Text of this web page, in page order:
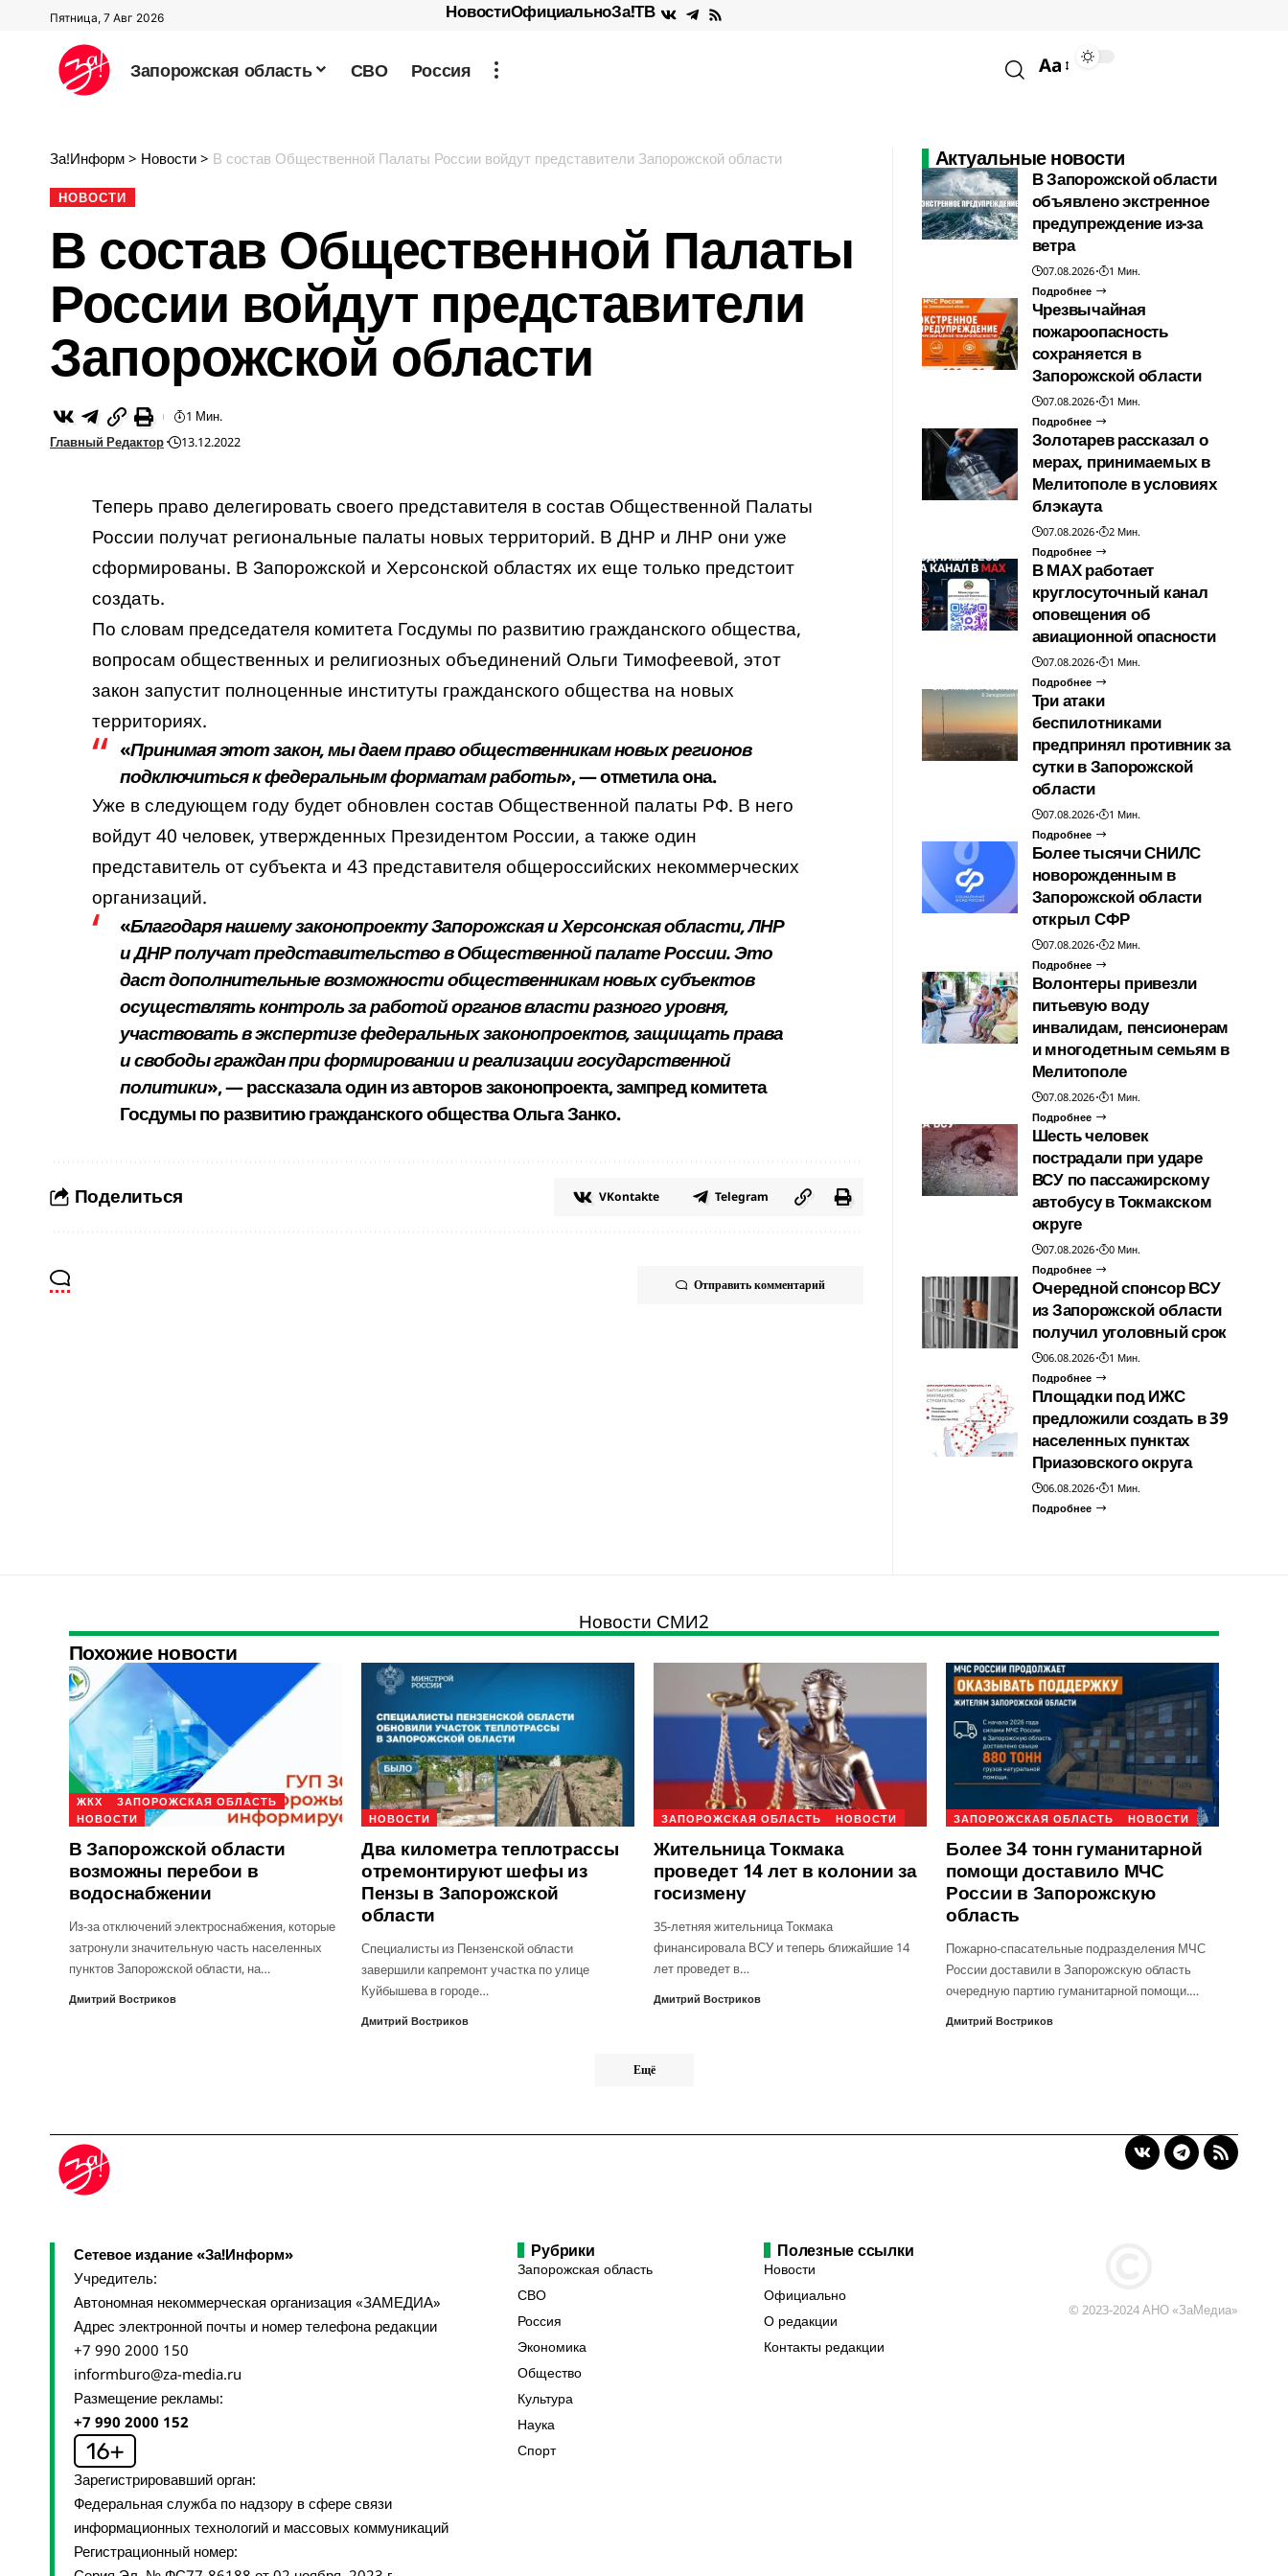
Пятница, 7 Авг 2026 НовостиОфициальноЗа!ТВ
Запорожская область СВО Россия Aa
За!Информ > Новости > В состав Общественной Палаты России войдут представители Запорожской области
НОВОСТИ
В состав Общественной Палаты
России войдут представители
Запорожской области
Главный Редактор 13.12.2022
1 Мин.
Теперь право делегировать своего представителя в состав Общественной Палаты
России получат региональные палаты новых территорий. В ДНР и ЛНР они уже
сформированы. В Запорожской и Херсонской областях их еще только предстоит
создать.
По словам председателя комитета Госдумы по развитию гражданского общества,
вопросам общественных и религиозных объединений Ольги Тимофеевой, этот
закон запустит полноценные институты гражданского общества на новых
территориях.
«Принимая этот закон, мы даем право общественникам новых регионов
подключиться к федеральным форматам работы», — отметила она.
Уже в следующем году будет обновлен состав Общественной палаты РФ. В него
войдут 40 человек, утвержденных Президентом России, а также один
представитель от субъекта и 43 представителя общероссийских некоммерческих
организаций.
«Благодаря нашему законопроекту Запорожская и Херсонская области, ЛНР
и ДНР получат представительство в Общественной палате России. Это
даст дополнительные возможности общественникам новых субъектов
осуществлять контроль за работой органов власти разного уровня,
участвовать в экспертизе федеральных законопроектов, защищать права
и свободы граждан при формировании и реализации государственной
политики», — рассказала один из авторов законопроекта, зампред комитета
Госдумы по развитию гражданского общества Ольга Занко.
Поделиться VKontakte Telegram
Отправить комментарий
Актуальные новости
В Запорожской области
объявлено экстренное
предупреждение из-за
ветра
07.08.2026
1 Мин.
Подробнее
Чрезвычайная
пожароопасность
сохраняется в
Запорожской области
07.08.2026
1 Мин.
Подробнее
Золотарев рассказал о
мерах, принимаемых в
Мелитополе в условиях
блэкаута
07.08.2026
2 Мин.
Подробнее
В МАХ работает
круглосуточный канал
оповещения об
авиационной опасности
07.08.2026
1 Мин.
Подробнее
Три атаки
беспилотниками
предпринял противник за
сутки в Запорожской
области
07.08.2026
1 Мин.
Подробнее
Более тысячи СНИЛС
новорожденным в
Запорожской области
открыл СФР
07.08.2026
2 Мин.
Подробнее
Волонтеры привезли
питьевую воду
инвалидам, пенсионерам
и многодетным семьям в
Мелитополе
07.08.2026
1 Мин.
Подробнее
Шесть человек
пострадали при ударе
ВСУ по пассажирскому
автобусу в Токмакском
округе
07.08.2026
0 Мин.
Подробнее
Очередной спонсор ВСУ
из Запорожской области
получил уголовный срок
06.08.2026
1 Мин.
Подробнее
Площадки под ИЖС
предложили создать в 39
населенных пунктах
Приазовского округа
06.08.2026
1 Мин.
Подробнее
Новости СМИ2
Похожие новости
ЖКХ
ЗАПОРОЖСКАЯ ОБЛАСТЬ
НОВОСТИ
В Запорожской области
возможны перебои в
водоснабжении
Из-за отключений электроснабжения, которые
затронули значительную часть населенных
пунктов Запорожской области, на…
Дмитрий Востриков
НОВОСТИ
Два километра теплотрассы
отремонтируют шефы из
Пензы в Запорожской
области
Специалисты из Пензенской области
завершили капремонт участка по улице
Куйбышева в городе…
Дмитрий Востриков
ЗАПОРОЖСКАЯ ОБЛАСТЬ НОВОСТИ
Жительница Токмака
проведет 14 лет в колонии за
госизмену
35-летняя жительница Токмака
финансировала ВСУ и теперь ближайшие 14
лет проведет в…
Дмитрий Востриков
ЗАПОРОЖСКАЯ ОБЛАСТЬ НОВОСТИ
Более 34 тонн гуманитарной
помощи доставило МЧС
России в Запорожскую
область
Пожарно-спасательные подразделения МЧС
России доставили в Запорожскую область
очередную партию гуманитарной помощи.…
Дмитрий Востриков
Ещё
Сетевое издание «За!Информ»
Учредитель:
Автономная некоммерческая организация «ЗАМЕДИА»
Адрес электронной почты и номер телефона редакции
+7 990 2000 150
informburo@za-media.ru
Размещение рекламы:
+7 990 2000 152
Зарегистрировавший орган:
Федеральная служба по надзору в сфере связи
информационных технологий и массовых коммуникаций
Регистрационный номер:
Рубрики
Запорожская область
СВО
Россия
Экономика
Общество
Культура
Наука
Спорт
Полезные ссылки
Новости
Официально
О редакции
Контакты редакции
© 2023-2024 АНО «ЗаМедиа»